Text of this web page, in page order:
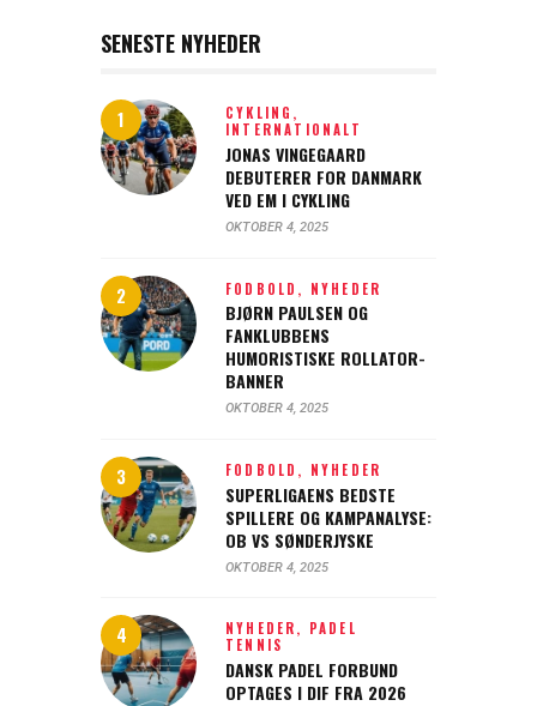
SENESTE NYHEDER
CYKLING,
INTERNATIONALT
JONAS VINGEGAARD
DEBUTERER FOR DANMARK
VED EM I CYKLING
OKTOBER 4, 2025
FODBOLD, NYHEDER
BJØRN PAULSEN OG
FANKLUBBENS
HUMORISTISKE ROLLATOR-
BANNER
OKTOBER 4, 2025
FODBOLD, NYHEDER
SUPERLIGAENS BEDSTE
SPILLERE OG KAMPANALYSE:
OB VS SØNDERJYSKE
OKTOBER 4, 2025
NYHEDER, PADEL
TENNIS
DANSK PADEL FORBUND
OPTAGES I DIF FRA 2026